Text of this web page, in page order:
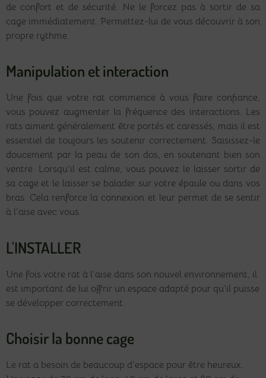
de confort et de sécurité. Ne le forcez pas à sortir de sa
cage immédiatement. Permettez-lui de vous découvrir à son
propre rythme.
Manipulation et interaction
Une fois que votre rat commence à vous faire confiance,
vous pouvez augmenter la fréquence des interactions. Les
rats aiment généralement être portés et caressés, mais il est
essentiel de toujours les soutenir correctement. Saisissez-le
doucement par la peau de son dos, en soutenant bien son
ventre. Lorsqu’il est calme, vous pouvez le laisser sortir de
sa cage et le laisser se balader sur votre épaule ou dans vos
bras. Cela renforce la connexion et leur permet de se sentir
à l’aise avec vous.
L'INSTALLER
Une fois votre rat à l’aise dans son nouvel environnement, il
est important de lui offrir un espace adapté pour qu’il puisse
se développer correctement.
Choisir la bonne cage
Le rat a besoin de beaucoup d’espace pour être heureux.